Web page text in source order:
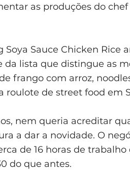
as produções do
Sauce Chicken Rice
da lista que distingue as
frango com arroz,
roulote de street food em
nem queria acreditar
a dar a novidade. O
de 16 horas de trabalho
do que antes.